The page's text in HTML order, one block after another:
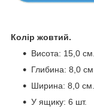
Колір жовтий.
Висота: 15,0 см.
Глибина: 8,0 см.
Ширина: 8,0 см.
У ящику: 6 шт.